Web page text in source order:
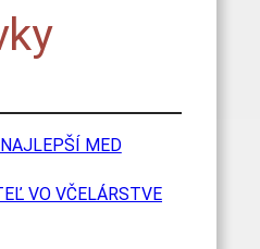
MED
VO VČELÁRSTVE